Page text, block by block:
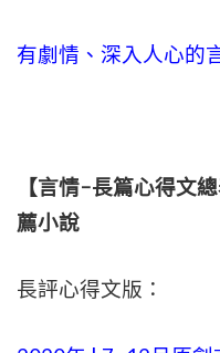
有劇情、深入人心的
【言情-長篇心得文
薦小說
長評心得文版：